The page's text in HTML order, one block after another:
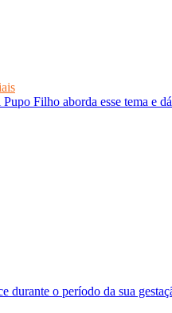
Filho aborda esse tema e
durante o período da sua